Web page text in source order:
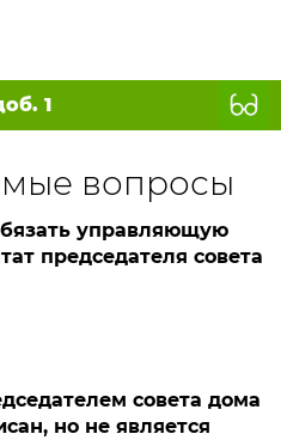
1
вопросы
управляющую
председателя совета
совета дома
но не является